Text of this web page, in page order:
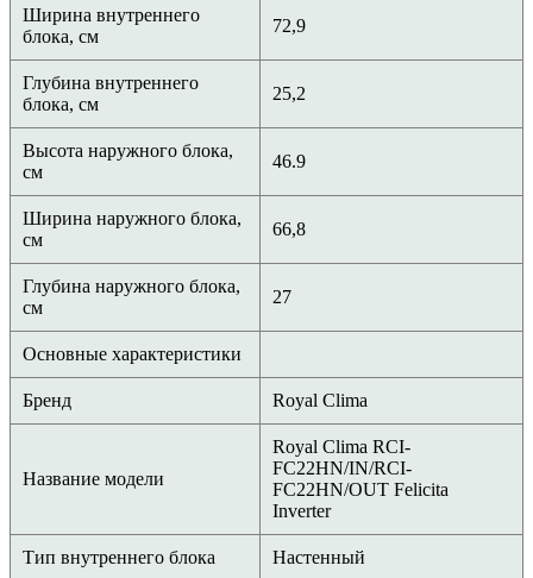
Ширина внутреннего
блока, см
72,9
Глубина внутреннего
блока, см
25,2
Высота наружного блока,
см
46.9
Ширина наружного блока,
см
66,8
Глубина наружного блока,
см
27
Основные характеристики
Бренд Royal Clima
Название модели
Royal Clima RCI-
FC22HN/IN/RCI-
FC22HN/OUT Felicita
Inverter
Тип внутреннего блока Настенный